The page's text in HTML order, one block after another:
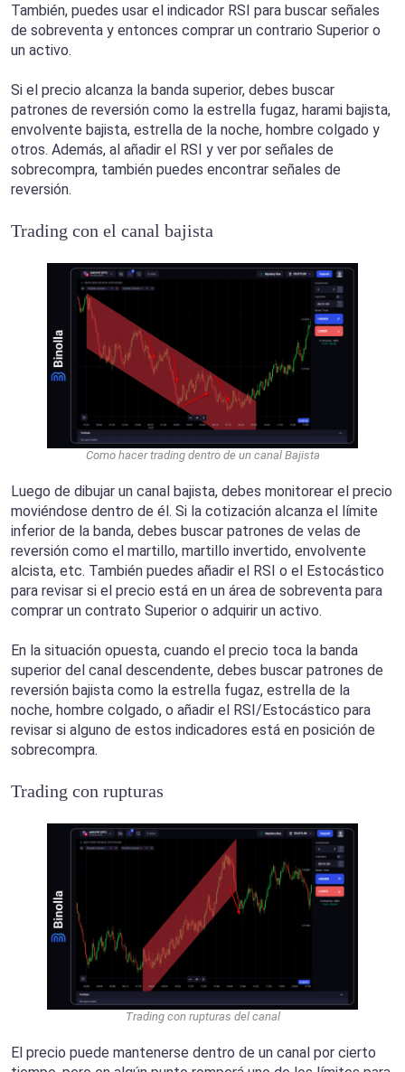
También, puedes usar el indicador RSI para buscar señales
de sobreventa y entonces comprar un contrario Superior o
un activo.
Si el precio alcanza la banda superior, debes buscar
patrones de reversión como la estrella fugaz, harami bajista,
envolvente bajista, estrella de la noche, hombre colgado y
otros. Además, al añadir el RSI y ver por señales de
sobrecompra, también puedes encontrar señales de
reversión.
Trading con el canal bajista
Como hacer trading dentro de un canal Bajista
Luego de dibujar un canal bajista, debes monitorear el precio
moviéndose dentro de él. Si la cotización alcanza el límite
inferior de la banda, debes buscar patrones de velas de
reversión como el martillo, martillo invertido, envolvente
alcista, etc. También puedes añadir el RSI o el Estocástico
para revisar si el precio está en un área de sobreventa para
comprar un contrato Superior o adquirir un activo.
En la situación opuesta, cuando el precio toca la banda
superior del canal descendente, debes buscar patrones de
reversión bajista como la estrella fugaz, estrella de la
noche, hombre colgado, o añadir el RSI/Estocástico para
revisar si alguno de estos indicadores está en posición de
sobrecompra.
Trading con rupturas
Trading con rupturas del canal
El precio puede mantenerse dentro de un canal por cierto